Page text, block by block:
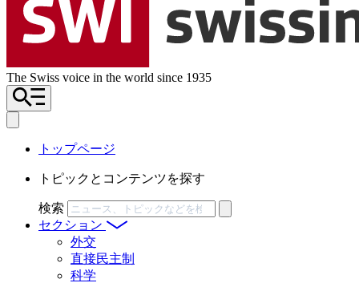
The Swiss voice in the world since 1935
トップページ
トピックとコンテンツを探す
検索
セクション
外交
直接民主制
科学